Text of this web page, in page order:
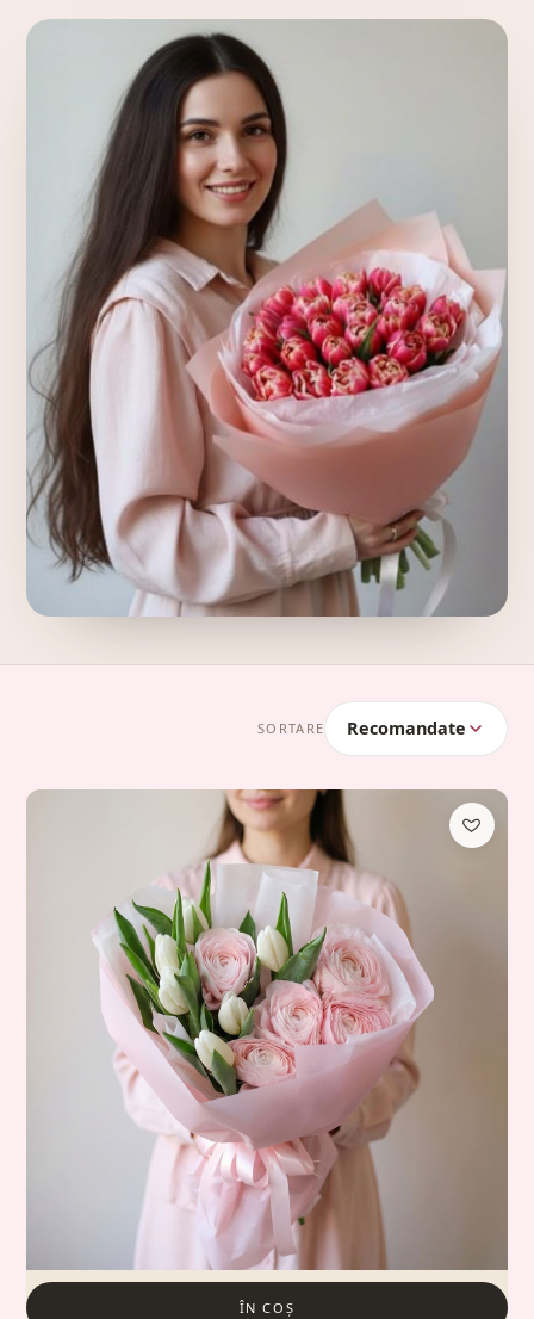
SORTARE Recomandate
ÎN COȘ